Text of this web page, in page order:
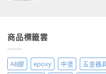
商品標籤雲
AB膠 epoxy 中塗 五金器